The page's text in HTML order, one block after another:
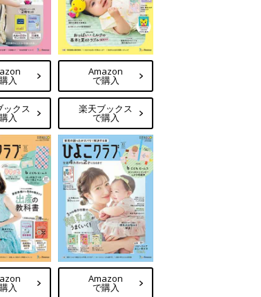
入
ックス
入
Amazon
で購入
楽天ブックス
で購入
入
Amazon
で購入